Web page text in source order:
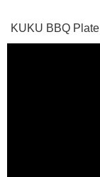
KUKU BBQ Plate